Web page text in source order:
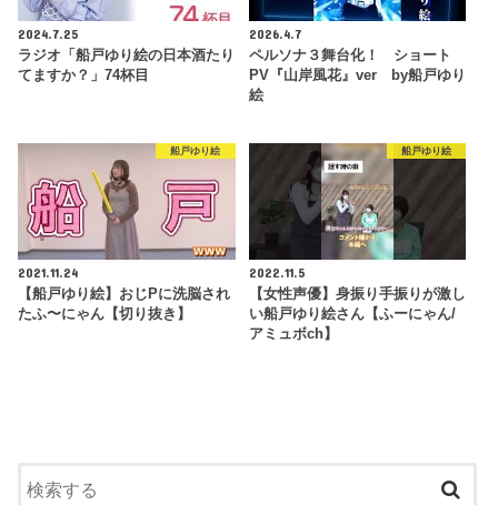
2024.7.25
ラジオ「船戸ゆり絵の日本酒たり
てますか？」74杯目
2026.4.7
ペルソナ３舞台化！ ショート
PV『山岸風花』ver by船戸ゆり
絵
船戸ゆり絵
2021.11.24
【船戸ゆり絵】おじPに洗脳され
たふ〜にゃん【切り抜き】
船戸ゆり絵
2022.11.5
【女性声優】身振り手振りが激し
い船戸ゆり絵さん【ふーにゃん/
アミュボch】